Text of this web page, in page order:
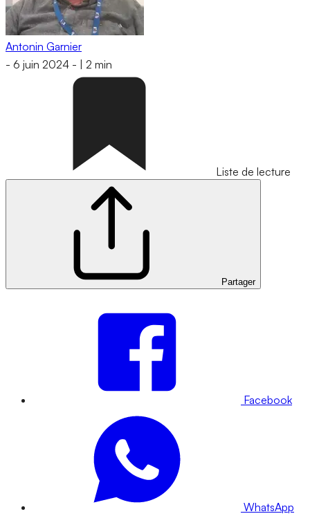
Antonin Garnier
- 6 juin 2024 - 2 min
Liste de lecture
Partager
Facebook
WhatsApp